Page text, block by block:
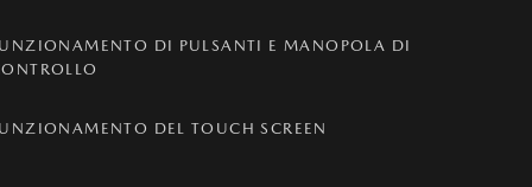
DI PULSANTI E MANOPOLA DI
DEL TOUCH SCREEN